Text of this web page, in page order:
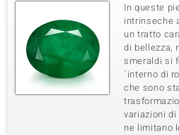
In queste
intrinseche
un tratto
di bellezza,
smeraldi si
´interno di
che sono
variazioni
ne limitano